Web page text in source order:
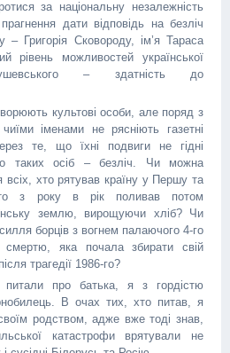
за національну незалежність
дати відповідь на безліч
– Григорія Сковороду, ім’я Тараса
рівень можливостей української
– здатність до
культові особи, але поряд з
іменами не рясніють газетні
те, що їхні подвиги не гідні
таких осіб – безліч. Чи можна
всіх, хто рятував країну у Першу та
з року в рік поливав потом
землю, вирощуючи хліб? Чи
борців з вогнем палаючого 4-го
смертю, яка почала збирати свій
трагедії 1986-го?
про батька, я з гордістю
В очах тих, хто питав, я
родством, адже вже тоді знав,
катастрофи врятували не